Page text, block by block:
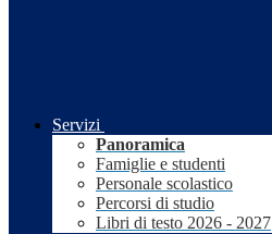
Servizi
Panoramica
Famiglie e studenti
Personale scolastico
Percorsi di studio
Libri di testo 2026 - 2027